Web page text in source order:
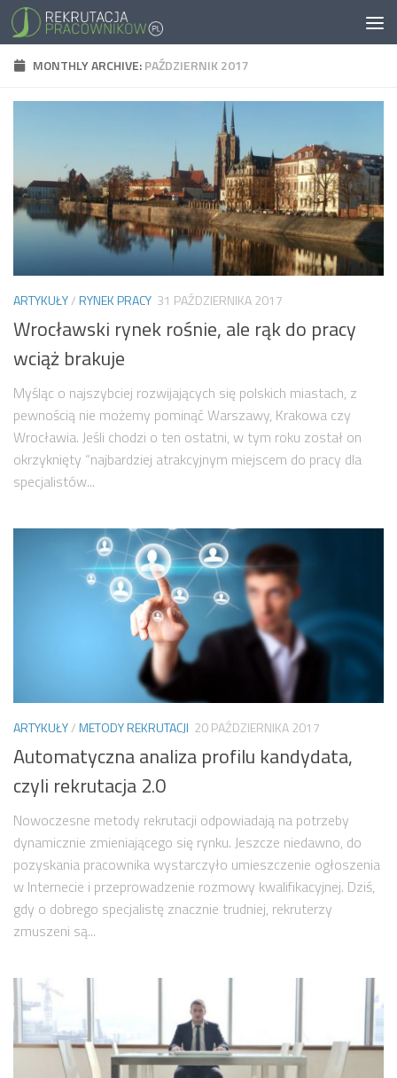
MONTHLY ARCHIVE:PAŹDZIERNIK 2017
ARTYKUŁY/RYNEK PRACY 31 PAŹDZIERNIKA 2017
Wrocławski rynek rośnie, ale rąk do pracy
wciąż brakuje
Myśląc o najszybciej rozwijających się polskich miastach, z
pewnością nie możemy pominąć Warszawy, Krakowa czy
Wrocławia. Jeśli chodzi o ten ostatni, w tym roku został on
okrzyknięty “najbardziej atrakcyjnym miejscem do pracy dla
specjalistów...
ARTYKUŁY/METODY REKRUTACJI 20 PAŹDZIERNIKA 2017
Automatyczna analiza profilu kandydata,
czyli rekrutacja 2.0
Nowoczesne metody rekrutacji odpowiadają na potrzeby
dynamicznie zmieniającego się rynku. Jeszcze niedawno, do
pozyskania pracownika wystarczyło umieszczenie ogłoszenia
w Internecie i przeprowadzenie rozmowy kwalifikacyjnej. Dziś,
gdy o dobrego specjalistę znacznie trudniej, rekruterzy
zmuszeni są...